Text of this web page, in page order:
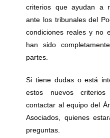
criterios que ayudan a
ante los tribunales del
condiciones reales y no
han sido
partes.
Si tiene dudas o está
estos nuevos criterios
contactar al equipo del
Asociados, quienes
preguntas.